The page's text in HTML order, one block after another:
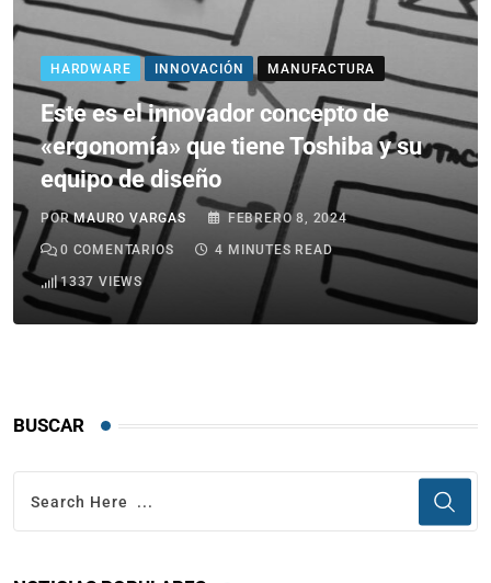
HARDWARE INNOVACIÓN MANUFACTURA
Este es el innovador concepto de
«ergonomía» que tiene Toshiba y su
equipo de diseño
PORMAURO VARGAS FEBRERO 8, 2024
0 COMENTARIOS 4 MINUTES READ
1337 VIEWS
BUSCAR